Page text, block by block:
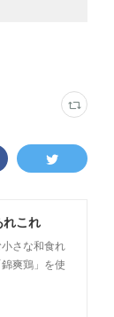
これ
さな和食れ
爽鶏」を使